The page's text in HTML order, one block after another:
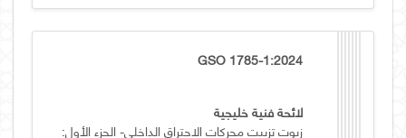
GSO 1785-1:2024
لائحة فنية خليجية
زيوت تزييت محركات الاحتراق الداخلي- الجزء الأول: